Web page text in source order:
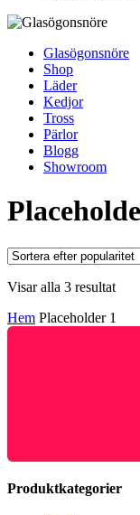
Glasögonsnöre
Shop
Läder
Kedjor
Tross
Pärlor
Blogg
Showroom
Visar alla 3 resultat
Hem Placeholder 1
Produktkategorier